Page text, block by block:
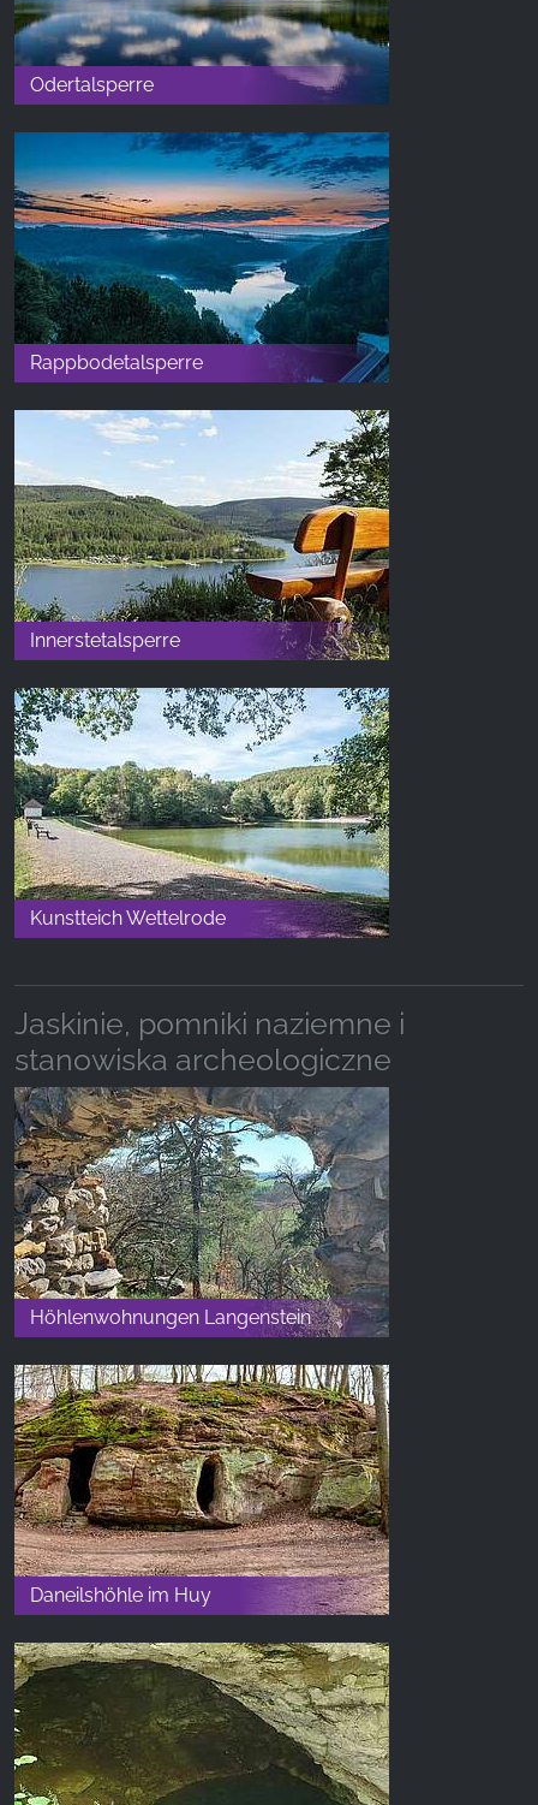
Odertalsperre
Rappbodetalsperre
Innerstetalsperre
Kunstteich Wettelrode
Jaskinie, pomniki naziemne i
stanowiska archeologiczne
Höhlenwohnungen Langenstein
Daneilshöhle im Huy